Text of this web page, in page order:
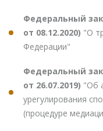
Федеральный
от 08.12.2020) "О
Федерации"
Федеральный
от 26.07.2019) "Об
урегулирования
(процедуре